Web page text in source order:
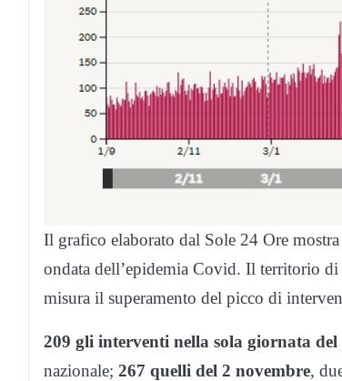
Il grafico elaborato dal Sole 24 Ore
ondata dell’epidemia Covid. Il territorio
misura il superamento del picco di
209 gli interventi nella sola giornata del
nazionale; 267 quelli del 2 novembre,